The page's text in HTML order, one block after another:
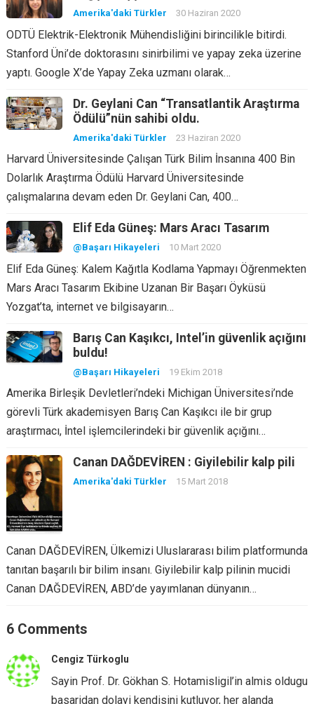
Amerika'daki Türkler 30 Haziran 2020
ODTÜ Elektrik-Elektronik Mühendisliğini birincilikle bitirdi.
Stanford Üni’de doktorasını sinirbilimi ve yapay zeka üzerine
yaptı. Google X’de Yapay Zeka uzmanı olarak…
Dr. Geylani Can “Transatlantik Araştırma
Ödülü”nün sahibi oldu.
Amerika'daki Türkler 23 Haziran 2020
Harvard Üniversitesinde Çalışan Türk Bilim İnsanına 400 Bin
Dolarlık Araştırma Ödülü Harvard Üniversitesinde
çalışmalarına devam eden Dr. Geylani Can, 400…
Elif Eda Güneş: Mars Aracı Tasarım
@Başarı Hikayeleri 10 Mart 2020
Elif Eda Güneş: Kalem Kağıtla Kodlama Yapmayı Öğrenmekten
Mars Aracı Tasarım Ekibine Uzanan Bir Başarı Öyküsü
Yozgat’ta, internet ve bilgisayarın…
Barış Can Kaşıkcı, Intel’in güvenlik açığını
buldu!
@Başarı Hikayeleri 19 Ekim 2018
Amerika Birleşik Devletleri’ndeki Michigan Üniversitesi’nde
görevli Türk akademisyen Barış Can Kaşıkcı ile bir grup
araştırmacı, İntel işlemcilerindeki bir güvenlik açığını…
Canan DAĞDEVİREN : Giyilebilir kalp pili
Amerika'daki Türkler 15 Mart 2018
Canan DAĞDEVİREN, Ülkemizi Uluslararası bilim platformunda
tanıtan başarılı bir bilim insanı. Giyilebilir kalp pilinin mucidi
Canan DAĞDEVİREN, ABD’de yayımlanan dünyanın…
6 Comments
Cengiz Türkoglu
Sayin Prof. Dr. Gökhan S. Hotamisligil’in almis oldugu
basaridan dolayi kendisini kutluyor, her alanda